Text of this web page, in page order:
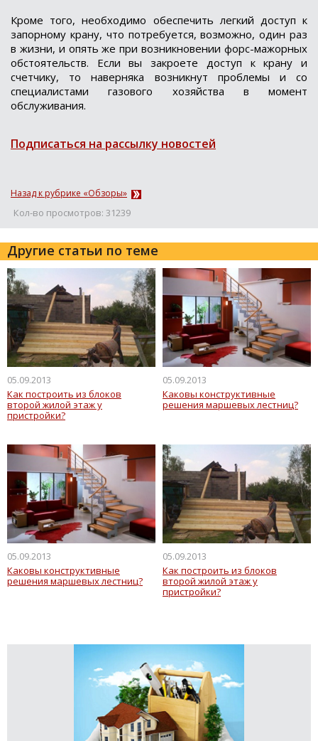
Кроме того, необходимо обеспечить легкий доступ к
запорному крану, что потребуется, возможно, один раз
в жизни, и опять же при возникновении форс-мажорных
обстоятельств. Если вы закроете доступ к крану и
счетчику, то наверняка возникнут проблемы и со
специалистами газового хозяйства в момент
обслуживания.
Подписаться на рассылку новостей
Назад к рубрике «Обзоры»
Кол-во просмотров: 31239
Другие статьи по теме
05.09.2013
Как построить из блоков
второй жилой этаж у
пристройки?
05.09.2013
Каковы конструктивные
решения маршевых лестниц?
05.09.2013
Каковы конструктивные
решения маршевых лестниц?
05.09.2013
Как построить из блоков
второй жилой этаж у
пристройки?